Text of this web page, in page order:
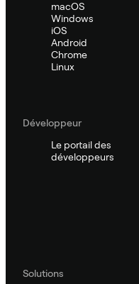
macOS
Windows
iOS
Android
Chrome
Linux
Développeur
Le portail des
développeurs
Solutions